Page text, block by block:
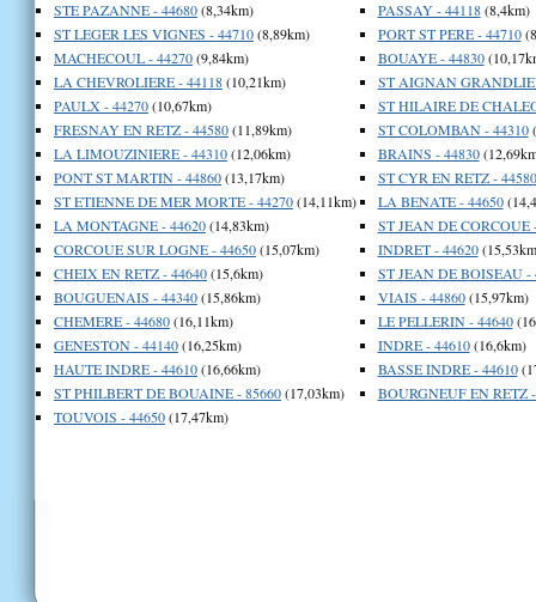
STE PAZANNE - 44680(8,34km)
ST LEGER LES VIGNES - 44710(8,89km)
MACHECOUL - 44270(9,84km)
LA CHEVROLIERE - 44118(10,21km)
PAULX - 44270(10,67km)
FRESNAY EN RETZ - 44580(11,89km)
LA LIMOUZINIERE - 44310(12,06km)
PONT ST MARTIN - 44860(13,17km)
ST ETIENNE DE MER MORTE - 44270(14,11km)
LA MONTAGNE - 44620(14,83km)
CORCOUE SUR LOGNE - 44650(15,07km)
CHEIX EN RETZ - 44640(15,6km)
BOUGUENAIS - 44340(15,86km)
CHEMERE - 44680(16,11km)
GENESTON - 44140(16,25km)
HAUTE INDRE - 44610(16,66km)
ST PHILBERT DE BOUAINE - 85660(17,03km)
TOUVOIS - 44650(17,47km)
PASSAY - 44118(8,4km)
PORT ST PERE - 44710
BOUAYE - 44830
ST AIGNAN
ST HILAIRE DE
ST COLOMBAN - 44310
BRAINS - 44830
ST CYR EN RETZ - 44580
LA BENATE - 44650
ST JEAN DE CORCOUE
INDRET - 44620
ST JEAN DE BOISEAU -
VIAIS - 44860(15,97km)
LE PELLERIN - 44640
INDRE - 44610(16,6km)
BASSE INDRE - 44610
BOURGNEUF EN RETZ